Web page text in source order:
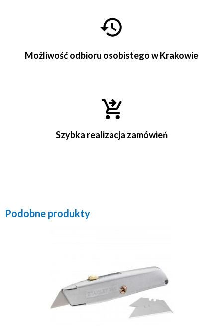
Możliwość odbioru osobistego w Krakowie
Szybka realizacja zamówień
Podobne produkty